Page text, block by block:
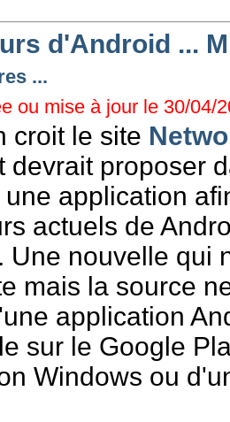
d'Android ...
...
ou mise à jour le 30/04/
croit le site
devrait proposer
application
actuels de
Une nouvelle qui
mais la source
application
sur le Google
Windows ou